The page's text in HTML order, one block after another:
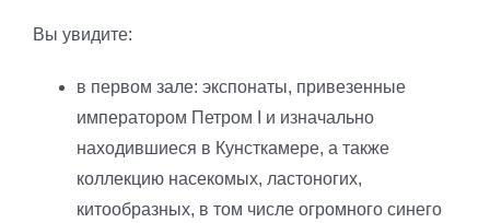
Вы увидите:
в первом зале: экспонаты, привезенные
императором Петром I и изначально
находившиеся в Кунсткамере, а также
коллекцию насекомых, ластоногих,
китообразных, в том числе огромного синего